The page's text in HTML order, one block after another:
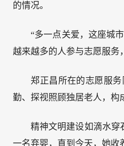
的情况。
“多一点关爱，这座城
越来越多的人参与志愿服务
郑正昌所在的志愿服
勤、探视照顾独居老人，
精神文明建设如滴水穿
一名弃婴，直到今天，她收